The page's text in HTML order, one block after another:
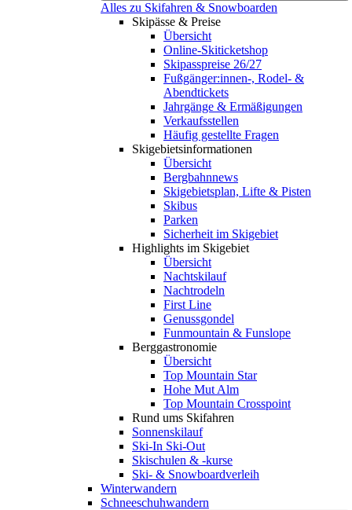
Alles zu Skifahren & Snowboarden
Skipässe & Preise
Übersicht
Online-Skiticketshop
Skipasspreise 26/27
Fußgänger:innen-, Rodel- &
Abendtickets
Jahrgänge & Ermäßigungen
Verkaufsstellen
Häufig gestellte Fragen
Skigebiets­informationen
Übersicht
Bergbahnnews
Skigebietsplan, Lifte & Pisten
Skibus
Parken
Sicherheit im Skigebiet
Highlights im Skigebiet
Übersicht
Nachtskilauf
Nachtrodeln
First Line
Genussgondel
Funmountain & Funslope
Berggastronomie
Übersicht
Top Mountain Star
Hohe Mut Alm
Top Mountain Crosspoint
Rund ums Skifahren
Sonnenskilauf
Ski-In Ski-Out
Skischulen & -kurse
Ski- & Snowboardverleih
Winterwandern
Schneeschuhwandern